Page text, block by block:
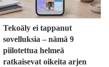
Tekoäly ei tappanut
sovelluksia – nämä 9
piilotettua helmeä
ratkaisevat oikeita arjen